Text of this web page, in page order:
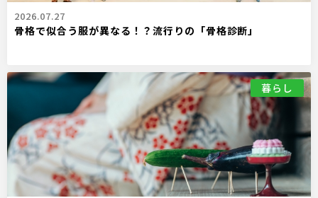
2026.07.27
骨格で似合う服が異なる！？流行りの「骨格診断」
暮らし